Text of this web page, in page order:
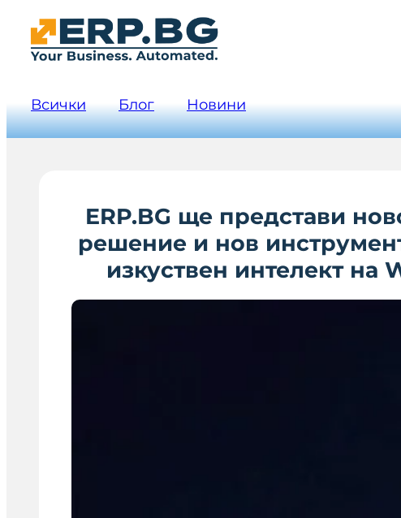
Всички Блог Новини
ERP.BG ще представи
решение и нов
изкуствен интелект на